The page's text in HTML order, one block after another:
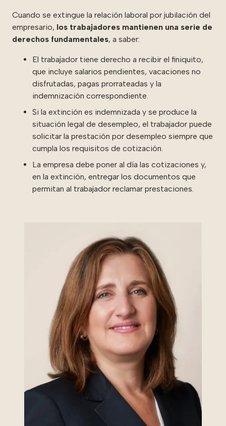
Cuando se extingue la relación laboral por jubilación del
empresario, los trabajadores mantienen una serie de
derechos fundamentales, a saber:
El trabajador tiene derecho a recibir el finiquito,
que incluye salarios pendientes, vacaciones no
disfrutadas, pagas prorrateadas y la
indemnización correspondiente.
Si la extinción es indemnizada y se produce la
situación legal de desempleo, el trabajador puede
solicitar la prestación por desempleo siempre que
cumpla los requisitos de cotización.
La empresa debe poner al día las cotizaciones y,
en la extinción, entregar los documentos que
permitan al trabajador reclamar prestaciones.